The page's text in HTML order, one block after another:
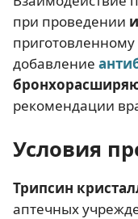
при проведении
добавление
рекомендации
Условия
Трипсин
аптечных